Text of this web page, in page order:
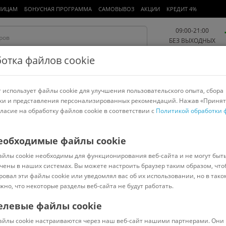
БОНУСНАЯ ПРОГРАММА САМОВЫВОЗ АКЦИИ КРЕДИТ 4%
09:00-21:00
БЕЗ ВЫХОДНЫХ
Работа и офис Авто и мото Детям и мамам Красота и
спорт
и наборы > Luminarc
файлов cookie
файлы cookie для улучшения пользовательского опыта, сбора
и представления персонализированных рекомендаций. Нажав
на обработку файлов cookie в соответствии с Политикой обработки
файлы cookie
cookie необходимы для функционирования веб-сайта и не могут
в наших системах. Вы можете настроить браузер таким образом,
эти файлы cookie или уведомлял вас об их использовании, но в
что некоторые разделы веб-сайта не будут работать.
файлы cookie
cookie настраиваются через наш веб-сайт нашими партнерами. Они